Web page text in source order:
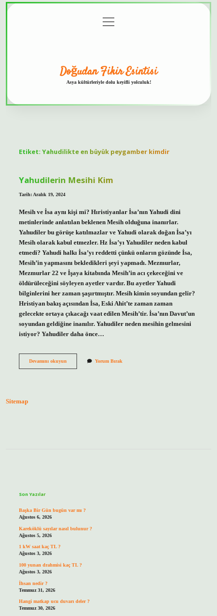
menüyü
aç
Doğudan Fikir Esintisi
Asya kültürleriyle dolu keyifli yolculuk!
Etiket: Yahudilikte en büyük peygamber kimdir
Yahudilerin Mesihi Kim
Tarih: Aralık 19, 2024
Mesih ve İsa aynı kişi mi? Hıristiyanlar İsa’nın Yahudi dini
metinlerinde anlatılan beklenen Mesih olduğuna inanırlar.
Yahudiler bu görüşe katılmazlar ve Yahudi olarak doğan İsa’yı
Mesih olarak kabul etmezler. Hz İsa’yı Yahudiler neden kabul
etmedi? Yahudi halkı İsa’yı reddetti çünkü onların gözünde İsa,
Mesih’in yapmasını bekledikleri şeyi yapmadı. Mezmurlar,
Mezmurlar 22 ve İşaya kitabında Mesih’in acı çekeceğini ve
öldürüleceğini söyleyen ayetler vardır. Bu ayetler Yahudi
bilginlerini her zaman şaşırtmıştır. Mesih kimin soyundan gelir?
Hristiyan bakış açısından İsa, Eski Ahit’te zaman zaman
gelecekte ortaya çıkacağı vaat edilen Mesih’tir. İsa’nın Davut’un
soyundan geldiğine inanılır. Yahudiler neden mesihin gelmesini
istiyor? Yahudiler daha önce…
Devamını okuyunYahudilerin
Yorum Bırak
Sitemap
Son Yazılar
Başka Bir Gün bugün var mı ?
Ağustos 6, 2026
Kareköklü sayılar nasıl bulunur ?
Ağustos 5, 2026
1 kW saat kaç TL ?
Ağustos 3, 2026
100 yunan drahmisi kaç TL ?
Ağustos 3, 2026
İhsan nedir ?
Temmuz 31, 2026
Hangi matkap ucu duvarı deler ?
Temmuz 30, 2026